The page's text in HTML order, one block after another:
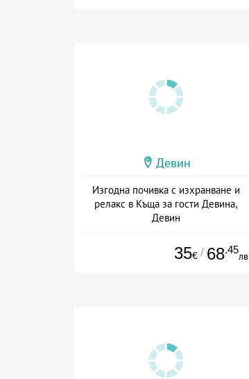
Девин
Изгодна почивка с изхранване и
релакс в Къща за гости Девина,
Девин
35€ / 68.45
лв.